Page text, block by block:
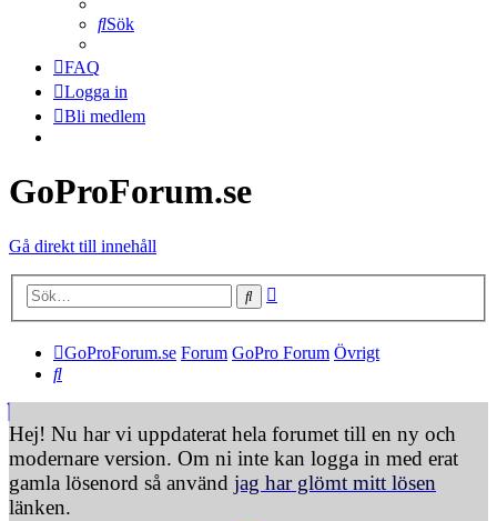
Sök
FAQ
Logga in
Bli medlem
GoProForum.se
Gå direkt till innehåll
Sök
GoProForum.se Forum GoPro Forum Övrigt
Sök
Hej! Nu har vi uppdaterat hela forumet till en ny och
modernare version. Om ni inte kan logga in med erat
gamla lösenord så använd jag har glömt mitt lösen
länken.